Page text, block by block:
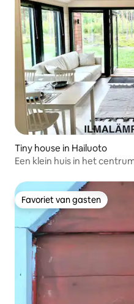
Tiny house in Hailuoto
Een klein huis in het
Favoriet van gasten
Favoriet van gasten